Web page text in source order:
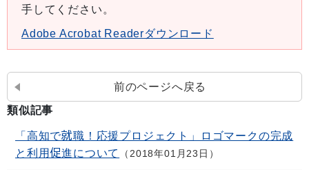
手してください。
Adobe Acrobat Readerダウンロード
前のページへ戻る
類似記事
「高知で就職！応援プロジェクト」ロゴマークの完成
と利用促進について
2018年01月23日